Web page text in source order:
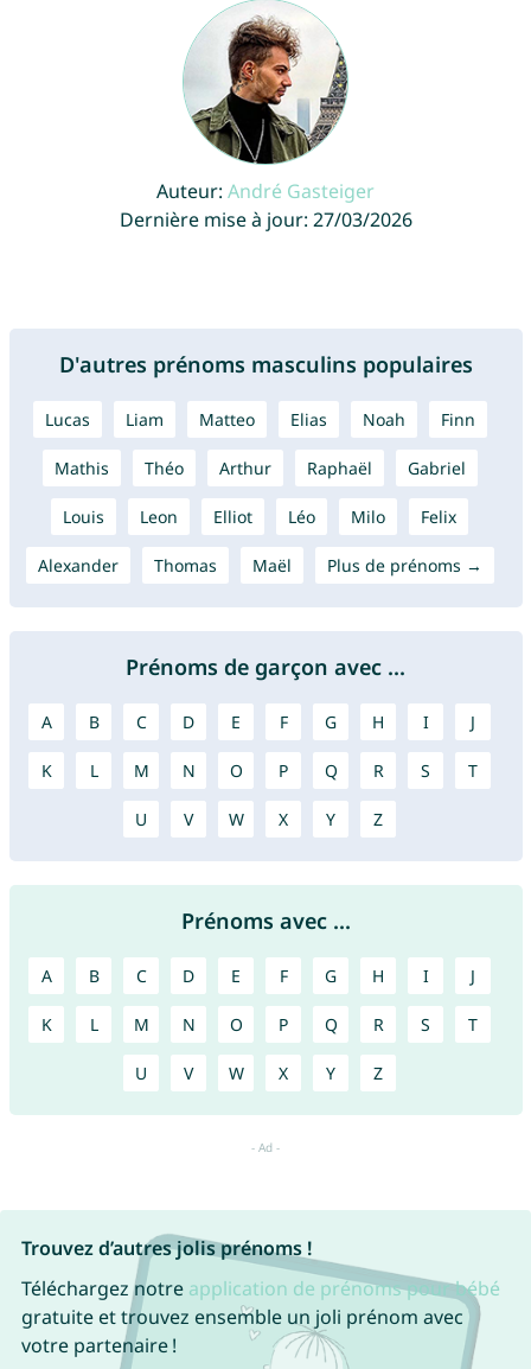
Auteur: André Gasteiger
Dernière mise à jour: 27/03/2026
D'autres prénoms masculins populaires
Lucas Liam Matteo Elias Noah Finn
Mathis Théo Arthur Raphaël Gabriel
Louis Leon Elliot Léo Milo Felix
Alexander Thomas Maël Plus de prénoms →
Prénoms de garçon avec ...
A B C D E F G H I J
K L M N O P Q R S T
U V W X Y Z
Prénoms avec ...
A B C D E F G H I J
K L M N O P Q R S T
U V W X Y Z
Trouvez d’autres jolis prénoms !
Téléchargez notre application de prénoms pour bébé
gratuite et trouvez ensemble un joli prénom avec
votre partenaire !